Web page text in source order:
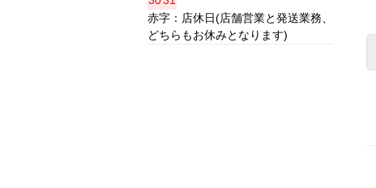
赤字：店休日(店舗営業と発送業務、
どちらもお休みとなります)